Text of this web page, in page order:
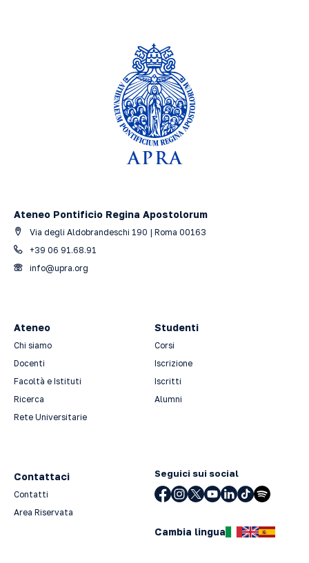
Ateneo Pontificio Regina Apostolorum
Via degli Aldobrandeschi 190 | Roma 00163
+39 06 91.68.91
info@upra.org
Ateneo
Chi siamo
Docenti
Facoltà e Istituti
Ricerca
Rete Universitarie
Studenti
Corsi
Iscrizione
Iscritti
Alumni
Contattaci
Contatti
Area Riservata
Seguici sui social
Cambia lingua